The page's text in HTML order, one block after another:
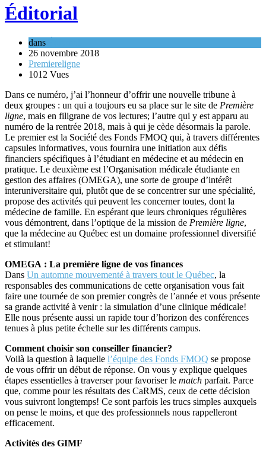
Éditorial
dans
26 novembre 2018
Premiereligne
1012 Vues
Dans ce numéro, j’ai l’honneur d’offrir une nouvelle tribune à
deux groupes : un qui a toujours eu sa place sur le site de Première
ligne, mais en filigrane de vos lectures; l’autre qui y est apparu au
numéro de la rentrée 2018, mais à qui je cède désormais la parole.
Le premier est la Société des Fonds FMOQ qui, à travers différentes
capsules informatives, vous fournira une initiation aux défis
financiers spécifiques à l’étudiant en médecine et au médecin en
pratique. Le deuxième est l’Organisation médicale étudiante en
gestion des affaires (OMEGA), une sorte de groupe d’intérêt
interuniversitaire qui, plutôt que de se concentrer sur une spécialité,
propose des activités qui peuvent les concerner toutes, dont la
médecine de famille. En espérant que leurs chroniques régulières
vous démontrent, dans l’optique de la mission de Première ligne,
que la médecine au Québec est un domaine professionnel diversifié
et stimulant!
OMEGA : La première ligne de vos finances
Dans Un automne mouvementé à travers tout le Québec, la
responsables des communications de cette organisation vous fait
faire une tournée de son premier congrès de l’année et vous présente
sa grande activité à venir : la simulation d’une clinique médicale!
Elle nous présente aussi un rapide tour d’horizon des conférences
tenues à plus petite échelle sur les différents campus.
Comment choisir son conseiller financier?
Voilà la question à laquelle l’équipe des Fonds FMOQ se propose
de vous offrir un début de réponse. On vous y explique quelques
étapes essentielles à traverser pour favoriser le match parfait. Parce
que, comme pour les résultats des CaRMS, ceux de cette décision
vous suivront longtemps! Ce sont parfois les trucs simples auxquels
on pense le moins, et que des professionnels nous rappelleront
efficacement.
Activités des GIMF